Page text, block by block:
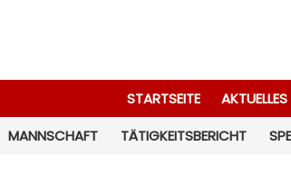
STARTSEITE AKTUELLES
MANNSCHAFT TÄTIGKEITSBERICHT